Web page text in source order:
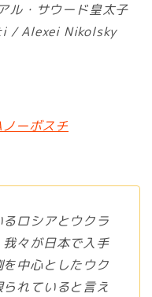
ル・サウード皇太子
/ Alexei Nikolsky
ーボスチ
ロシアとウクラ
々が日本で入手
中心としたウク
れていると言え